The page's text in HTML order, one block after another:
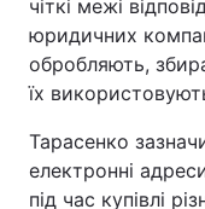
чіткі межі
юридичних
обробляють,
їх
Тарасенко
електронні
під час купівлі